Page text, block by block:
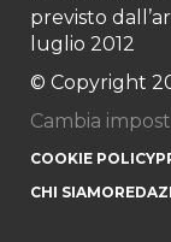
previsto
luglio 2012
© Copyright
Cambia
COOKIE POLICY
CHI SIAMO